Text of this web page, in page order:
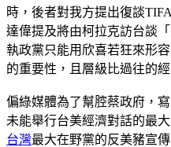
時，後者對我方提出復談
達偉提及將由柯拉克訪台談
執政黨只能用欣喜若狂來形
的重要性，且層級比過往的
偏綠媒體為了幫腔蔡政府，
未能舉行台美經濟對話的最
台灣最大在野黨的反美豬宣